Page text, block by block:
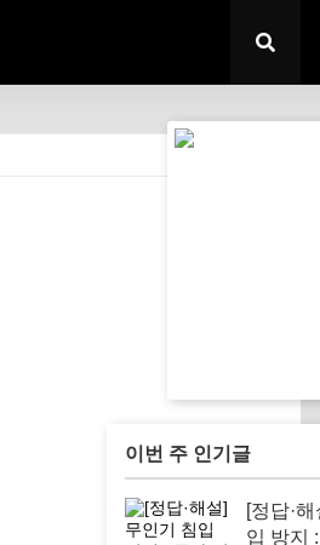
이번 주 인기글
[정답·
입 방지